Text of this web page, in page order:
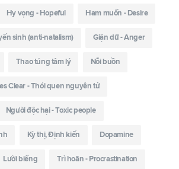
Hy vọng - Hopeful Ham muốn - Desire
sinh (anti-natalism) Giận dữ - Anger
Thao túng tâm lý Nỗi buồn
Clear - Thói quen nguyên tử
Người độc hại - Toxic people
Kỳ thị, Định kiến Dopamine
Lười biếng Trì hoãn - Procrastination